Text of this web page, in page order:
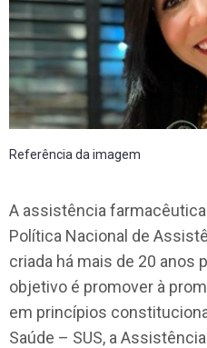
Referência da imagem
A assistência
Política Nacional de
criada há mais de 20 anos
objetivo é promover à
em princípios
Saúde – SUS, a